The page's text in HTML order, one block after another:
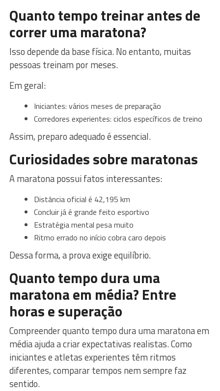
Quanto tempo treinar antes de
correr uma maratona?
Isso depende da base física. No entanto, muitas
pessoas treinam por meses.
Em geral:
Iniciantes: vários meses de preparação
Corredores experientes: ciclos específicos de treino
Assim, preparo adequado é essencial.
Curiosidades sobre maratonas
A maratona possui fatos interessantes:
Distância oficial é 42,195 km
Concluir já é grande feito esportivo
Estratégia mental pesa muito
Ritmo errado no início cobra caro depois
Dessa forma, a prova exige equilíbrio.
Quanto tempo dura uma
maratona em média? Entre
horas e superação
Compreender quanto tempo dura uma maratona em
média ajuda a criar expectativas realistas. Como
iniciantes e atletas experientes têm ritmos
diferentes, comparar tempos nem sempre faz
sentido.